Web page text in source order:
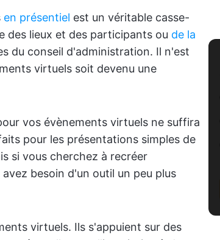
en présentiel est un véritable casse-
des lieux et des participants ou de la
du conseil d'administration. Il n'est
virtuels soit devenu une
vos évènements virtuels ne suffira
pour les présentations simples de
si vous cherchez à recréer
besoin d'un outil un peu plus
virtuels. Ils s'appuient sur des